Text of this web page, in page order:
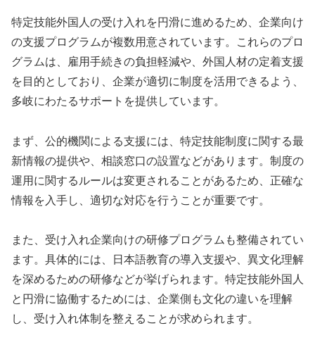
特定技能外国人の受け入れを円滑に進めるため、企業向け
の支援プログラムが複数用意されています。これらのプロ
グラムは、雇用手続きの負担軽減や、外国人材の定着支援
を目的としており、企業が適切に制度を活用できるよう、
多岐にわたるサポートを提供しています。
まず、公的機関による支援には、特定技能制度に関する最
新情報の提供や、相談窓口の設置などがあります。制度の
運用に関するルールは変更されることがあるため、正確な
情報を入手し、適切な対応を行うことが重要です。
また、受け入れ企業向けの研修プログラムも整備されてい
ます。具体的には、日本語教育の導入支援や、異文化理解
を深めるための研修などが挙げられます。特定技能外国人
と円滑に協働するためには、企業側も文化の違いを理解
し、受け入れ体制を整えることが求められます。